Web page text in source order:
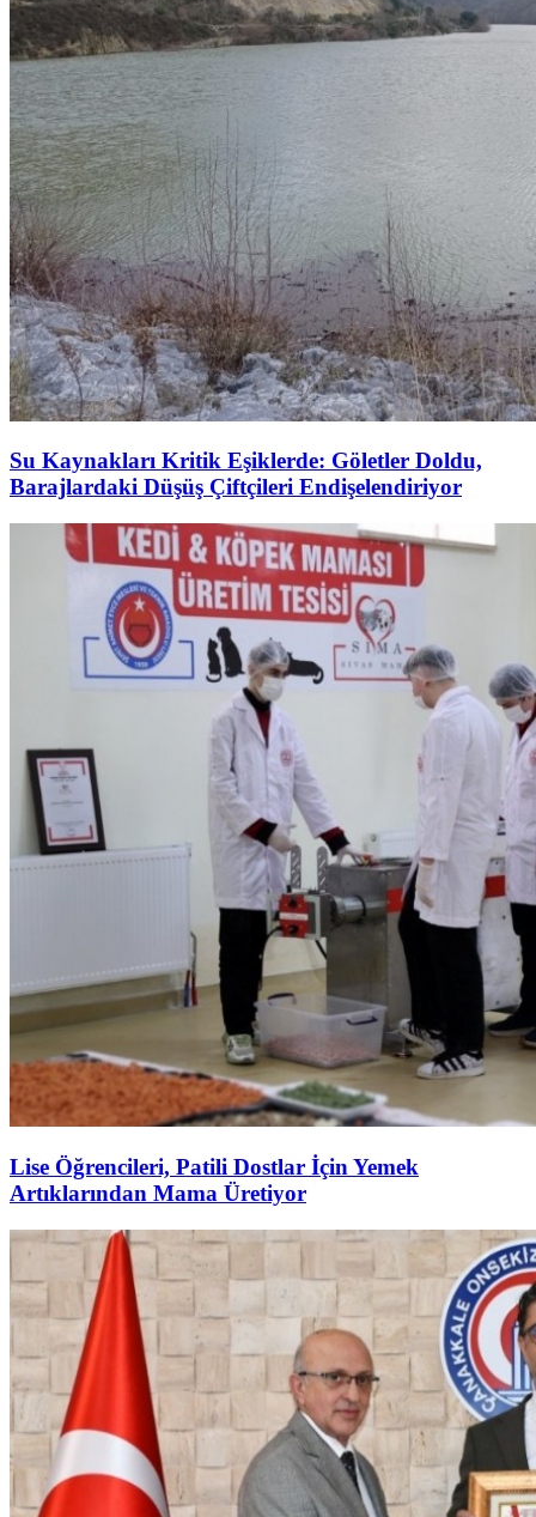
Su Kaynakları Kritik Eşiklerde: Göletler Doldu,
Barajlardaki Düşüş Çiftçileri Endişelendiriyor
Lise Öğrencileri, Patili Dostlar İçin Yemek
Artıklarından Mama Üretiyor